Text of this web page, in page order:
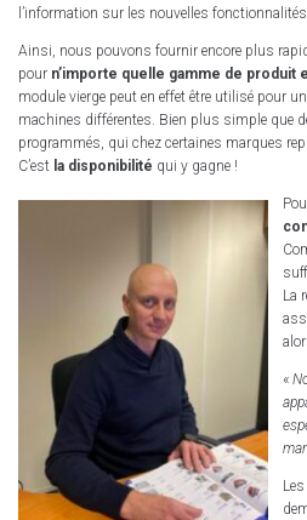
l’information sur les nouvelles
Ainsi, nous pouvons fournir encore plus
pour n’importe quelle gamme de produit
module vierge peut en effet être utilisé pour
machines différentes. Bien plus simple que
programmés, qui chez certaines marques
C’est la disponibilité qui y gagne !
La
«